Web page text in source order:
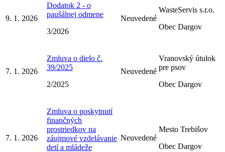
9. 1. 2026
Dodatok 2 - o
paušálnej odmene
3/2026
Neuvedené
WasteServis s.r.o.
Obec Dargov
7. 1. 2026
Zmluva o dielo č.
39/2025
2/2025
Neuvedené
Vranovský útulok
pre psov
Obec Dargov
7. 1. 2026
Zmluva o poskytnutí
finančných
prostriedkov na
záujmové vzdelávanie
detí a mládeže
Neuvedené
Mesto Trebišov
Obec Dargov